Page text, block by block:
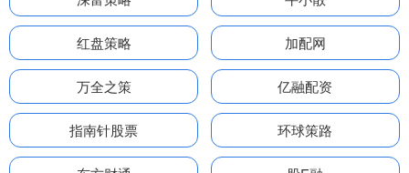
红盘策略 加配网
万全之策 亿融配资
指南针股票 环球策路